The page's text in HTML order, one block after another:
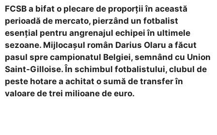
FCSB a bifat o plecare de proporții în această
perioadă de mercato, pierzând un fotbalist
esențial pentru angrenajul echipei în ultimele
sezoane. Mijlocașul român Darius Olaru a făcut
pasul spre campionatul Belgiei, semnând cu Union
Saint-Gilloise. În schimbul fotbalistului, clubul de
peste hotare a achitat o sumă de transfer în
valoare de trei milioane de euro.